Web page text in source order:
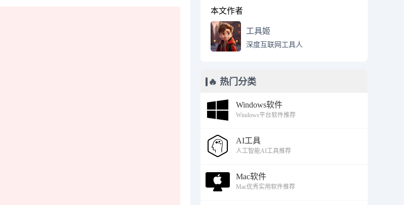
本文作者
工具姬
深度互联网工具人
🔥 热门分类
Windows软件
Windows平台软件推荐
AI工具
人工智能AI工具推荐
Mac软件
Mac优秀实用软件推荐